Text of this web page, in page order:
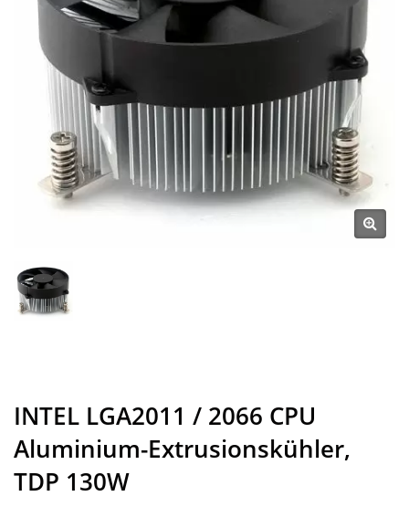
INTEL LGA2011 / 2066 CPU
Aluminium-Extrusionskühler,
TDP 130W